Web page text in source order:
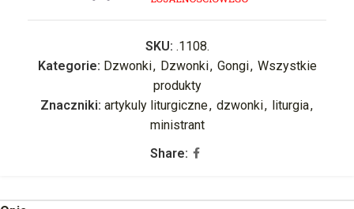
SKU: .1108.
Kategorie: Dzwonki, Dzwonki, Gongi, Wszystkie
produkty
Znaczniki: artykuly liturgiczne, dzwonki, liturgia,
ministrant
Share: